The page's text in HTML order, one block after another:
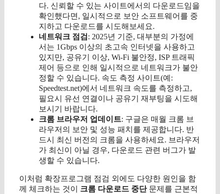
다. 신뢰할 수 있는 사이트에서의 다운로드임을
확인했다면, 일시적으로 보안 소프트웨어를 중
지하고 다운로드를 시도해보세요.
네트워크 점검 : 2025년 기준, 대부분의 가정에
서는 1Gbps 이상의 초고속 인터넷을 사용하고
있지만, 공유기 이상, Wi-Fi 불안정, ISP 트래픽
제어 등으로 인해 일시적으로 네트워크가 불안
정할 수 있습니다. 속도 측정 사이트(예:
Speedtest.net)에서 네트워크 속도를 측정하고,
필요시 유선 연결이나 공유기 재부팅을 시도해
보시기 바랍니다.
크롬 브라우저 업데이트: 구글은 매월 크롬 브
라우저의 보안 및 성능 패치를 제공합니다. 반
드시 최신 버전의 크롬을 사용하세요. 브라우저
가 최신이 아닐 경우, 다운로드 관련 버그가 발
생할 수 있습니다.
이처럼 확장프로그램 점검 외에도 다양한 원인을 함
께 체크하는 것이 크롬 다운로드 중단문제를 근본적